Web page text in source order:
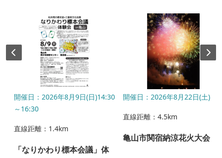
開催日：2026年8月9日(日)14:30
～16:30
直線距離：1.4km
「なりかわり標本会議」体
開催日：2026年8月22日(土)
直線距離：4.5km
亀山市関宿納涼花火大会